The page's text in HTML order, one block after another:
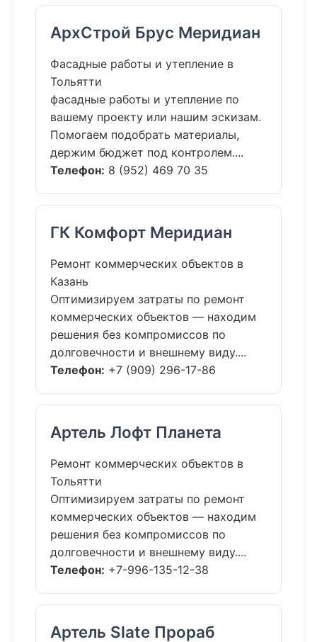
АрхСтрой Брус Меридиан
Фасадные работы и утепление в
Тольятти
фасадные работы и утепление по
вашему проекту или нашим эскизам.
Помогаем подобрать материалы,
держим бюджет под контролем....
Телефон: 8 (952) 469 70 35
ГК Комфорт Меридиан
Ремонт коммерческих объектов в
Казань
Оптимизируем затраты по ремонт
коммерческих объектов — находим
решения без компромиссов по
долговечности и внешнему виду....
Телефон: +7 (909) 296-17-86
Артель Лофт Планета
Ремонт коммерческих объектов в
Тольятти
Оптимизируем затраты по ремонт
коммерческих объектов — находим
решения без компромиссов по
долговечности и внешнему виду....
Телефон: +7-996-135-12-38
Артель Slate Прораб